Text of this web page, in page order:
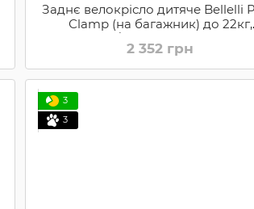
Заднє велокрісло дитяче Bellelli
Сlamp (на багажник) до 22кг,
Black/Red (01PPM00000)
2 352 грн
3
3